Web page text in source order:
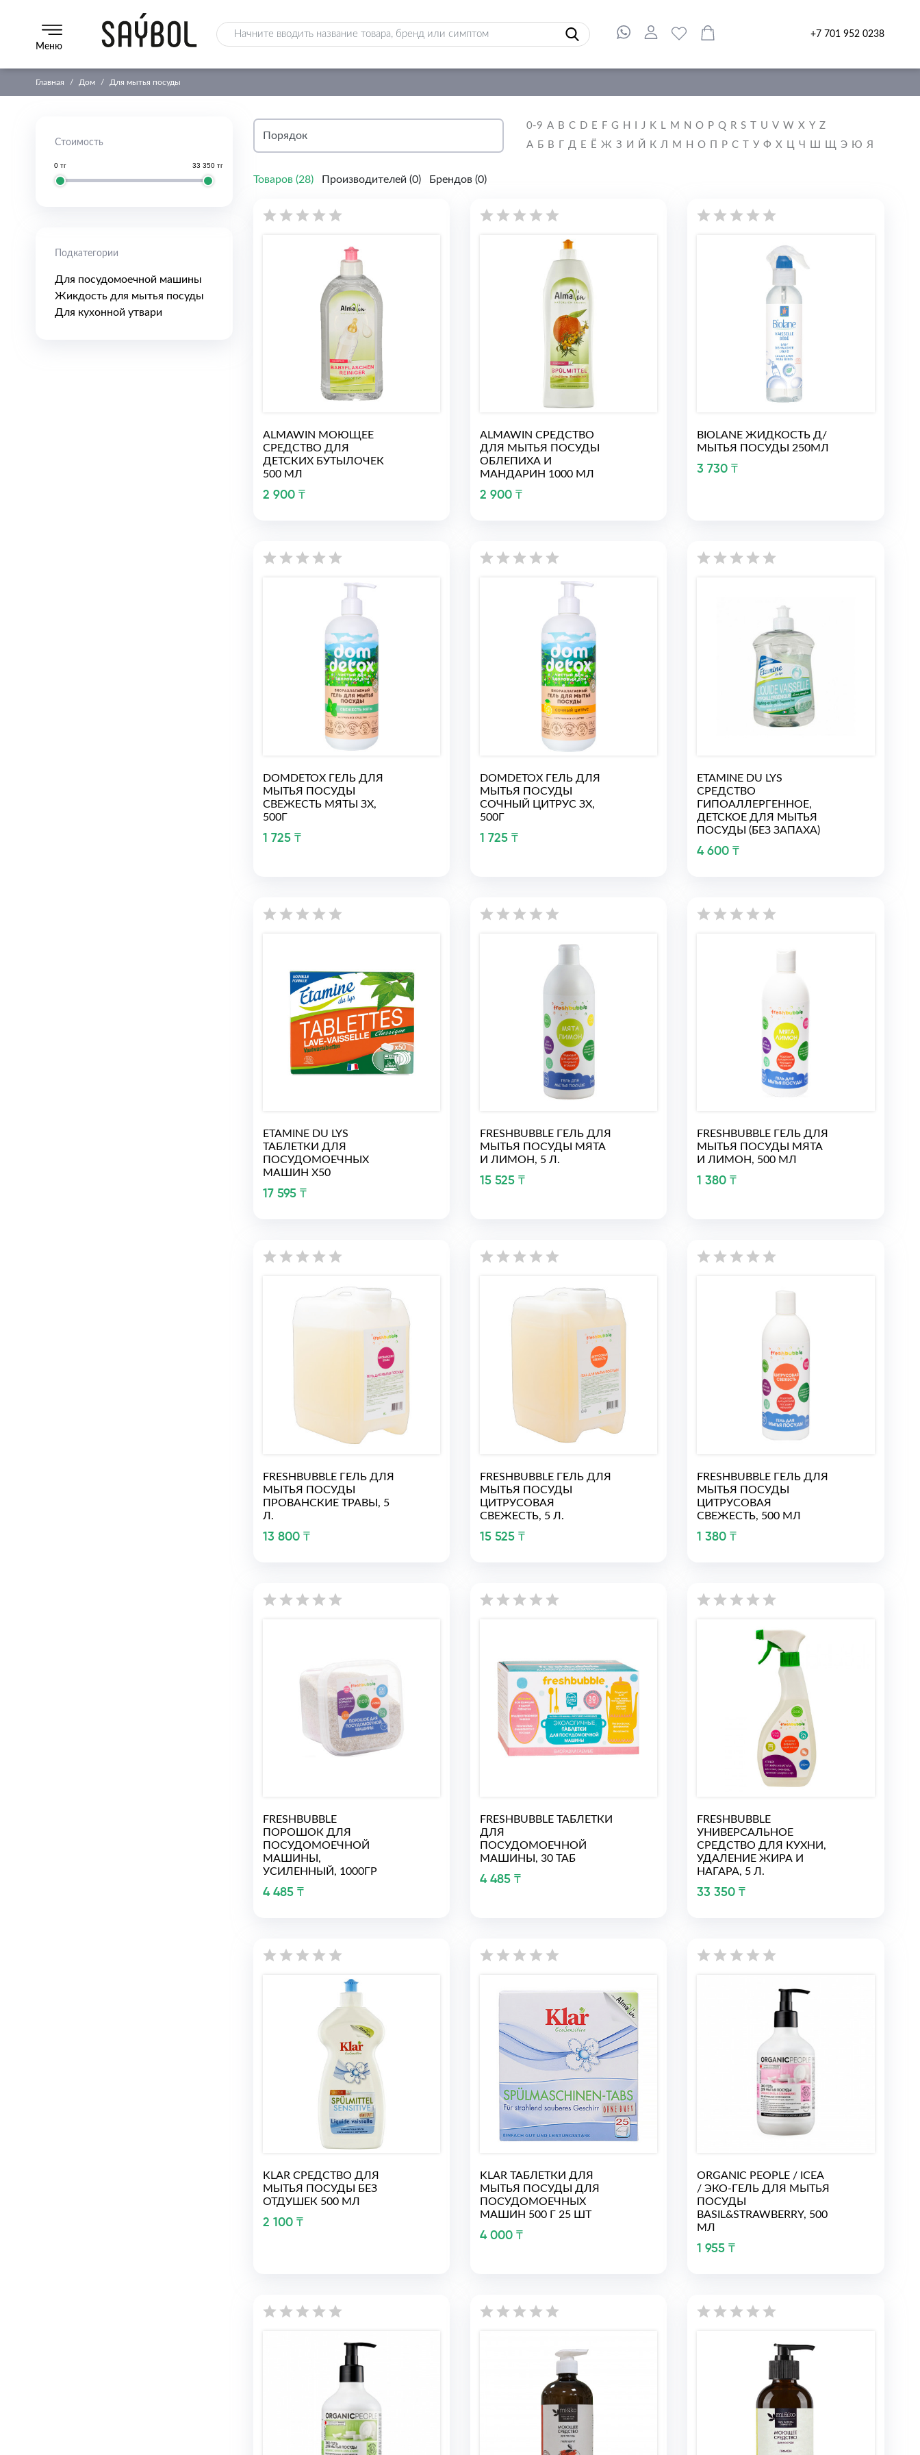
Меню
+7 701 952 0238
Главная Дом Для мытья посуды
Стоимость
0 тг 33 350 тг
Подкатегории
Для посудомоечной машины
Жикдость для мытья посуды
Для кухонной утвари
0-9 A B C D E F G H J K L M N O P Q R S U V W X Y Z
А Б В Д Е Ё Ж З И Й К Л М Н О Р С У Ф Х Ц Ч Ш Щ Э Ю Я
Товаров (28) Производителей (0) Брендов (0)
ALMAWIN МОЮЩЕЕ
СРЕДСТВО ДЛЯ
ДЕТСКИХ БУТЫЛОЧЕК
500 МЛ
2 900 ₸
ALMAWIN СРЕДСТВО
ДЛЯ МЫТЬЯ ПОСУДЫ
ОБЛЕПИХА И
МАНДАРИН 1000 МЛ
2 900 ₸
BIOLANE ЖИДКОСТЬ Д/
МЫТЬЯ ПОСУДЫ 250МЛ
3 730 ₸
DOMDETOX ГЕЛЬ ДЛЯ
МЫТЬЯ ПОСУДЫ
СВЕЖЕСТЬ МЯТЫ ЗХ,
500Г
1 725 ₸
DOMDETOX ГЕЛЬ ДЛЯ
МЫТЬЯ ПОСУДЫ
СОЧНЫЙ ЦИТРУС ЗХ,
500Г
1 725 ₸
ETAMINE DU LYS
СРЕДСТВО
ГИПОАЛЛЕРГЕННОЕ,
ДЕТСКОЕ ДЛЯ МЫТЬЯ
ПОСУДЫ (БЕЗ ЗАПАХА)
4 600 ₸
ETAMINE DU LYS
ТАБЛЕТКИ ДЛЯ
ПОСУДОМОЕЧНЫХ
МАШИН Х50
17 595 ₸
FRESHBUBBLE ГЕЛЬ ДЛЯ
МЫТЬЯ ПОСУДЫ МЯТА
И ЛИМОН, 5 Л.
15 525 ₸
FRESHBUBBLE ГЕЛЬ ДЛЯ
МЫТЬЯ ПОСУДЫ МЯТА
И ЛИМОН, 500 МЛ
1 380 ₸
FRESHBUBBLE ГЕЛЬ ДЛЯ
МЫТЬЯ ПОСУДЫ
ПРОВАНСКИЕ ТРАВЫ, 5
Л.
13 800 ₸
FRESHBUBBLE ГЕЛЬ ДЛЯ
МЫТЬЯ ПОСУДЫ
ЦИТРУСОВАЯ
СВЕЖЕСТЬ, 5 Л.
15 525 ₸
FRESHBUBBLE ГЕЛЬ ДЛЯ
МЫТЬЯ ПОСУДЫ
ЦИТРУСОВАЯ
СВЕЖЕСТЬ, 500 МЛ
1 380 ₸
FRESHBUBBLE
ПОРОШОК ДЛЯ
ПОСУДОМОЕЧНОЙ
МАШИНЫ,
УСИЛЕННЫЙ, 1000ГР
4 485 ₸
FRESHBUBBLE ТАБЛЕТКИ
ДЛЯ
ПОСУДОМОЕЧНОЙ
МАШИНЫ, 30 ТАБ
4 485 ₸
FRESHBUBBLE
УНИВЕРСАЛЬНОЕ
СРЕДСТВО ДЛЯ КУХНИ,
УДАЛЕНИЕ ЖИРА И
НАГАРА, 5 Л.
33 350 ₸
KLAR СРЕДСТВО ДЛЯ
МЫТЬЯ ПОСУДЫ БЕЗ
ОТДУШЕК 500 МЛ
2 100 ₸
KLAR ТАБЛЕТКИ ДЛЯ
МЫТЬЯ ПОСУДЫ ДЛЯ
ПОСУДОМОЕЧНЫХ
МАШИН 500 Г 25 ШТ
4 000 ₸
ORGANIC PEOPLE / ICEA
/ ЭКО-ГЕЛЬ ДЛЯ МЫТЬЯ
ПОСУДЫ
BASIL&STRAWBERRY, 500
МЛ
1 955 ₸